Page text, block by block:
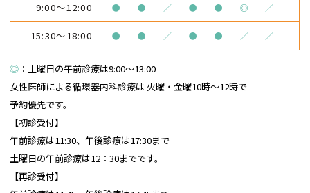
9:00～12:00
● ● ／ ● ● ◎ ／
15:30～18:00 ● ● ／ ● ● ／ ／
◎ ：土曜日の午前診療は9:00～13:00
女性医師による循環器内科診療は 火曜・金曜10時～12時で
予約優先です。
【初診受付】
午前診療は11:30、午後診療は17:30まで
土曜日の午前診療は12：30までです。
【再診受付】